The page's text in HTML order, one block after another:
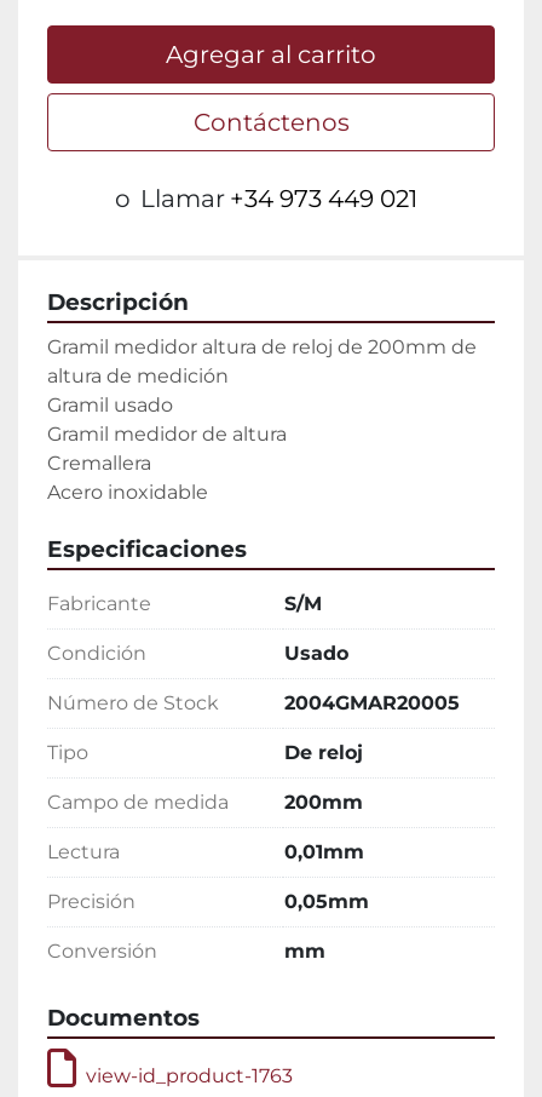
Agregar al carrito
Contáctenos
o Llamar +34 973 449 021
Descripción
Gramil medidor altura de reloj de 200mm de
altura de medición
Gramil usado
Gramil medidor de altura
Cremallera
Acero inoxidable
Especificaciones
Fabricante S/M
Condición Usado
Número de Stock 2004GMAR20005
Tipo De reloj
Campo de medida 200mm
Lectura 0,01mm
Precisión 0,05mm
Conversión mm
Documentos
view-id_product-1763